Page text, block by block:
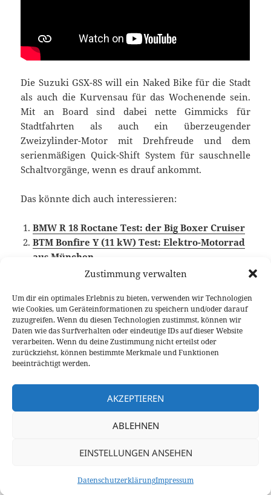
Zustimmung verwalten
Um dir ein optimales Erlebnis zu bieten, verwenden wir Technologien
wie Cookies, um Geräteinformationen zu speichern und/oder darauf
zuzugreifen. Wenn du diesen Technologien zustimmst, können wir
Daten wie das Surfverhalten oder eindeutige IDs auf dieser Website
verarbeiten. Wenn du deine Zustimmung nicht erteilst oder
zurückziehst, können bestimmte Merkmale und Funktionen
beeinträchtigt werden.
AKZEPTIEREN
ABLEHNEN
EINSTELLUNGEN ANSEHEN
DatenschutzerklärungImpressum
Die Suzuki GSX-8S will ein Naked Bike für die Stadt
als auch die Kurvensau für das Wochenende sein.
Mit an Board sind dabei nette Gimmicks für
Stadtfahrten als auch ein überzeugender
Zweizylinder-Motor mit Drehfreude und dem
serienmäßigen Quick-Shift System für sauschnelle
Schaltvorgänge, wenn es drauf ankommt.
Das könnte dich auch interessieren:
BMW R 18 Roctane Test: der Big Boxer Cruiser
BTM Bonfire Y (11 kW) Test: Elektro-Motorrad
aus München
Suzuki V-Strom 800DE Test
Veröffentlicht
am
22. Februar 2024 Autor
Fabian Meßner Kategorien
Fahrberichte
Motorrad ,Video Fahrbericht
Beitragsnavigation
Vorheriger
Subaru Crosstrek Test: Weniger ist mehr
2024 Volvo XC40 Single Motor Test: Die
Datenschutzerklärung Stolz präsentiert von WordPress